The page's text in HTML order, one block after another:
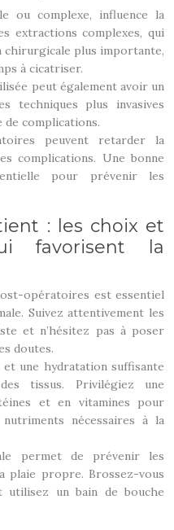
ou complexe, influence la
extractions complexes, qui
chirurgicale plus importante,
à cicatriser.
peut également avoir un
techniques plus invasives
de complications.
peuvent retarder la
complications. Une bonne
pour prévenir les
: les choix et
favorisent la
opératoires est essentiel
Suivez attentivement les
et n’hésitez pas à poser
doutes.
une hydratation suffisante
tissus. Privilégiez une
et en vitamines pour
nécessaires à la
permet de prévenir les
plaie propre. Brossez-vous
utilisez un bain de bouche